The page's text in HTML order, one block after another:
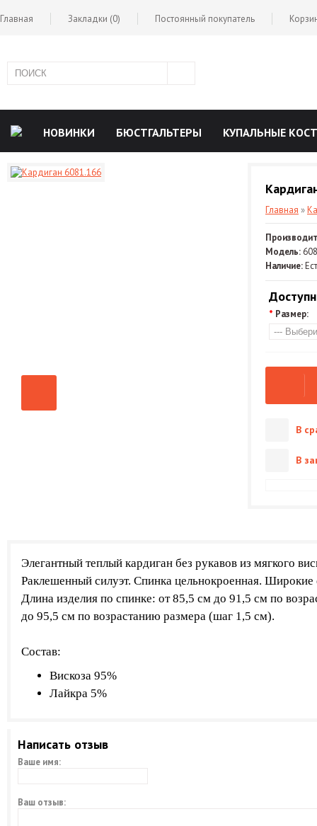
Главная Закладки (0) Постоянный покупатель
НОВИНКИ БЮСТГАЛЬТЕРЫ КУПАЛЬНЫЕ
РОЗНИЦА
Главная »
Модель:
Наличие:
* Размер:
В
В
Элегантный теплый кардиган без рукавов из мягкого
Раклешенный силуэт. Спинка цельнокроенная.
Длина изделия по спинке: от 85,5 см до 91,5 см по
до 95,5 см по возрастанию размера (шаг 1,5 см).
Состав:
Вискоза 95%
Лайкра 5%
Написать отзыв
Ваше имя:
Ваш отзыв: